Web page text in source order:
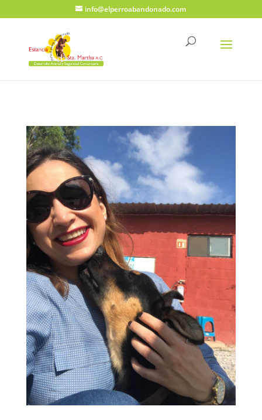
info@elperroabandonado.com